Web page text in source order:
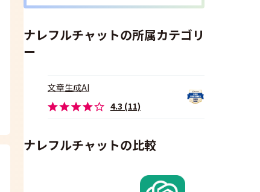
ナレフルチャットの所属カテゴリ
ー
文章生成AI
4.3 (11)
ナレフルチャットの比較